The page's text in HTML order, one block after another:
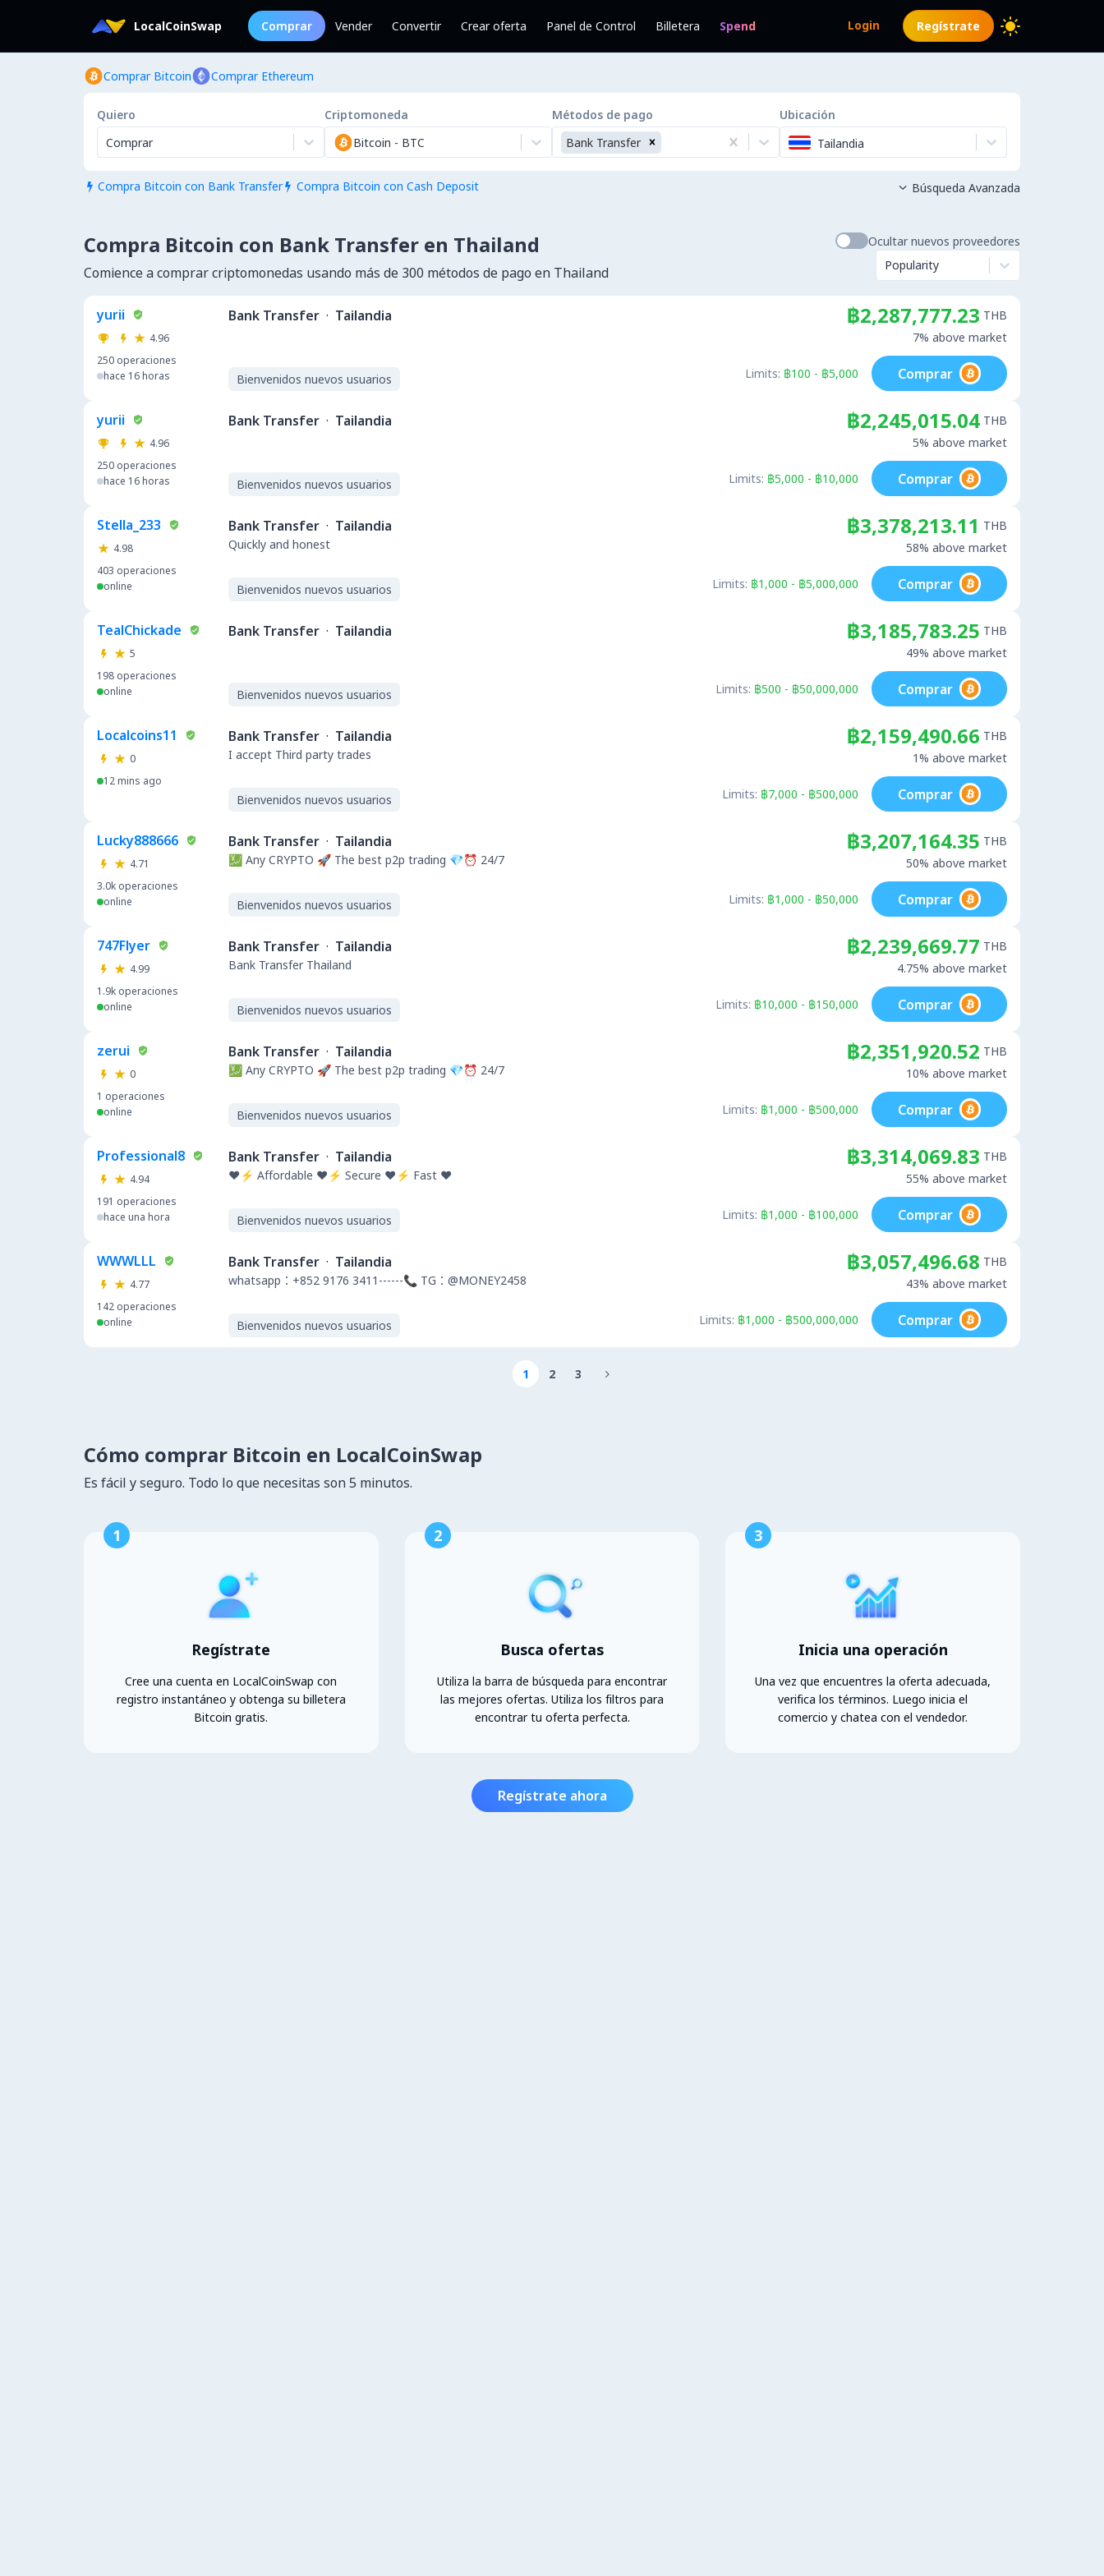
LocalCoinSwap Comprar Vender Convertir Crear oferta Panel de Control Billetera Spend Login Regístrate
Comprar Bitcoin Comprar Ethereum
Quiero
Comprar
Criptomoneda
Bitcoin - BTC
Métodos de pago
Bank Transfer
Ubicación
Tailandia
 Compra Bitcoin con Bank Transfer  Compra Bitcoin con Cash Deposit  Búsqueda Avanzada
Compra Bitcoin con Bank Transfer en Thailand
Comience a comprar criptomonedas usando más de 300 métodos de pago en Thailand
Ocultar nuevos proveedores
Popularity
yurii
4.96
250 operaciones
hace 16 horas
Bank Transfer · Tailandia
Bienvenidos nuevos usuarios
฿2,287,777.23 THB
7% above market
Limits: ฿100 - ฿5,000 Comprar
yurii
4.96
250 operaciones
hace 16 horas
Bank Transfer · Tailandia
Bienvenidos nuevos usuarios
฿2,245,015.04 THB
5% above market
Limits: ฿5,000 - ฿10,000 Comprar
Stella_233
4.98
403 operaciones
online
Bank Transfer · Tailandia
Quickly and honest
Bienvenidos nuevos usuarios
฿3,378,213.11 THB
58% above market
Limits: ฿1,000 - ฿5,000,000 Comprar
TealChickade
5
198 operaciones
online
Bank Transfer · Tailandia
Bienvenidos nuevos usuarios
฿3,185,783.25 THB
49% above market
Limits: ฿500 - ฿50,000,000 Comprar
Localcoins11
0
12 mins ago
Bank Transfer · Tailandia
I accept Third party trades
Bienvenidos nuevos usuarios
฿2,159,490.66 THB
1% above market
Limits: ฿7,000 - ฿500,000 Comprar
Lucky888666
4.71
3.0k operaciones
online
Bank Transfer · Tailandia
💹 Any CRYPTO 🚀 The best p2p trading 💎⏰ 24/7
Bienvenidos nuevos usuarios
฿3,207,164.35 THB
50% above market
Limits: ฿1,000 - ฿50,000 Comprar
747Flyer
4.99
1.9k operaciones
online
Bank Transfer · Tailandia
Bank Transfer Thailand
Bienvenidos nuevos usuarios
฿2,239,669.77 THB
4.75% above market
Limits: ฿10,000 - ฿150,000 Comprar
zerui
0
1 operaciones
online
Bank Transfer · Tailandia
💹 Any CRYPTO 🚀 The best p2p trading 💎⏰ 24/7
Bienvenidos nuevos usuarios
฿2,351,920.52 THB
10% above market
Limits: ฿1,000 - ฿500,000 Comprar
Professional8
4.94
191 operaciones
hace una hora
Bank Transfer · Tailandia
❤️⚡ Affordable ❤️⚡ Secure ❤️⚡ Fast ❤️
Bienvenidos nuevos usuarios
฿3,314,069.83 THB
55% above market
Limits: ฿1,000 - ฿100,000 Comprar
WWWLLL
4.77
142 operaciones
online
Bank Transfer · Tailandia
whatsapp：+852 9176 3411------📞 TG：@MONEY2458
Bienvenidos nuevos usuarios
฿3,057,496.68 THB
43% above market
Limits: ฿1,000 - ฿500,000,000 Comprar
1 2 3 
Cómo comprar Bitcoin en LocalCoinSwap
Es fácil y seguro. Todo lo que necesitas son 5 minutos.
1
Regístrate
Cree una cuenta en LocalCoinSwap con
registro instantáneo y obtenga su billetera
Bitcoin gratis.
2
Busca ofertas
Utiliza la barra de búsqueda para encontrar
las mejores ofertas. Utiliza los filtros para
encontrar tu oferta perfecta.
3
Inicia una operación
Una vez que encuentres la oferta adecuada,
verifica los términos. Luego inicia el
comercio y chatea con el vendedor.
Regístrate ahora